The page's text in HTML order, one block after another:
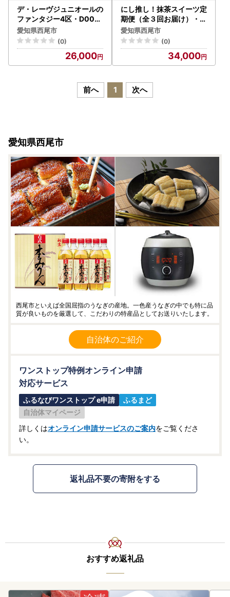
デ・レーヴジュニオールの
ファンタジー4区・D006-
26
愛知県西尾市
(0)
26,000
にし推し！抹茶スイーツ定
期便（全３回お届け）・N
078
愛知県西尾市
(0)
34,000
前へ 1 次へ
愛知県西尾市
西尾市といえば全国屈指のうなぎの産地。一色産うなぎの中でも特に品
質が良いものを厳選して、こだわりの特産品としてお送りいたします。
自治体のご紹介
ワンストップ特例オンライン申請
対応サービス
ふるなびワンストップ e申請
ふるまど
自治体マイページ
詳しくはオンライン申請サービスのご案内をご覧くださ
い。
返礼品不要の寄附をする
おすすめ返礼品